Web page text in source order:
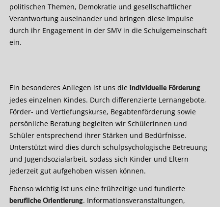
politischen Themen, Demokratie und gesellschaftlicher
Verantwortung auseinander und bringen diese Impulse
durch ihr Engagement in der SMV in die Schulgemeinschaft
ein.
Ein besonderes Anliegen ist uns die individuelle Förderung
jedes einzelnen Kindes. Durch differenzierte Lernangebote,
Förder- und Vertiefungskurse, Begabtenförderung sowie
persönliche Beratung begleiten wir Schülerinnen und
Schüler entsprechend ihrer Stärken und Bedürfnisse.
Unterstützt wird dies durch schulpsychologische Betreuung
und Jugendsozialarbeit, sodass sich Kinder und Eltern
jederzeit gut aufgehoben wissen können.
Ebenso wichtig ist uns eine frühzeitige und fundierte
berufliche Orientierung. Informationsveranstaltungen,